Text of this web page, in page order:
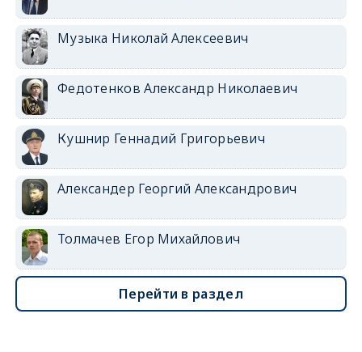
Музыка Николай Алексеевич
Федотенков Александр Николаевич
Кушнир Геннадий Григорьевич
Александер Георгий Александрович
Толмачев Егор Михайлович
Перейти в раздел